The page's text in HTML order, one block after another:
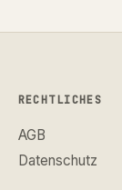
RECHTLICHES
AGB
Datenschutz